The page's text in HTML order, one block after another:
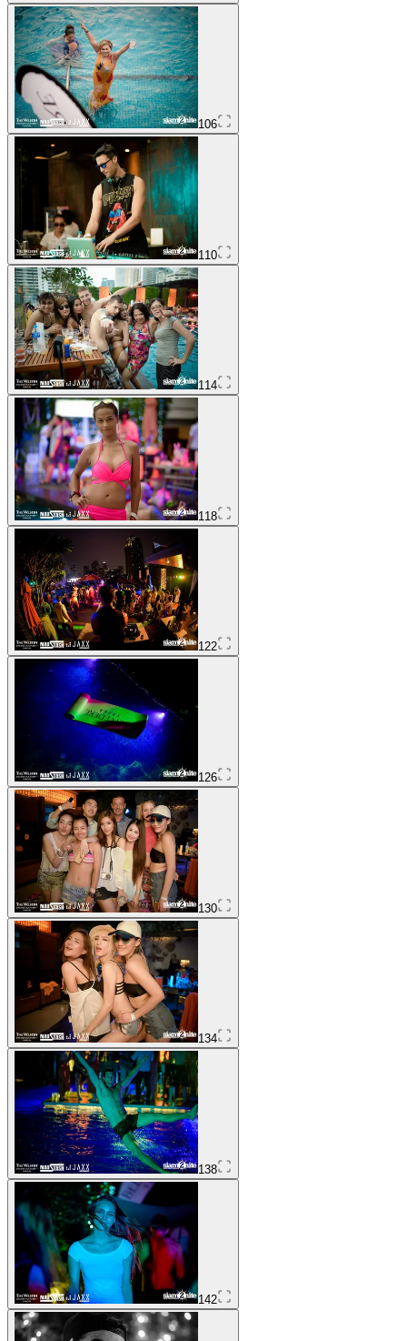
106
110
114
118
122
126
130
134
138
142